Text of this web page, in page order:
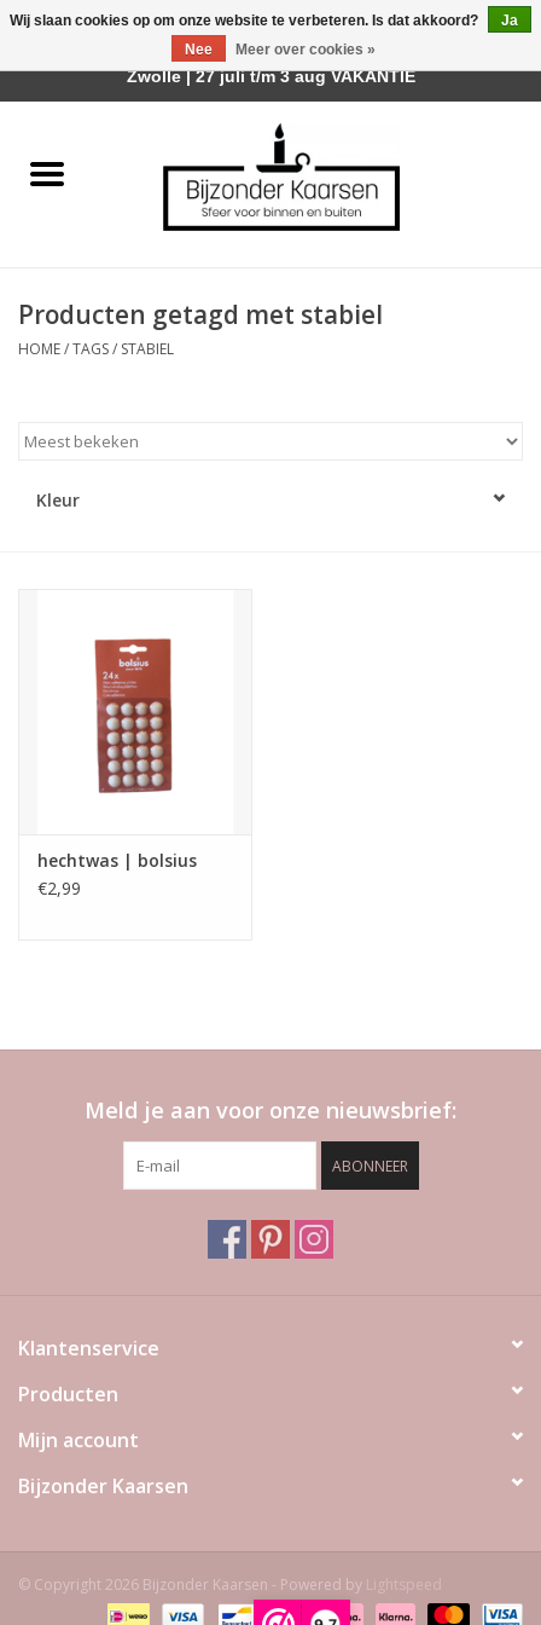
Räder Design Stories
Geurkaarsen
Kaarsen accessoires
Relatiegeschenken & Bedankjes
Huisparfums
Sale
Producten getagd met stabiel
HOME/TAGS/ STABIEL
Kleur
hechtwas | bolsius
€2,99
Meld je aan voor onze nieuwsbrief:
ABONNEER
Klantenservice
Producten
Mijn account
Bijzonder Kaarsen
© Copyright 2026 Bijzonder Kaarsen - Powered by Lightspeed
Wij slaan cookies op om onze website te verbeteren. Is dat akkoord?
Ja
Nee
Meer over cookies »
Afhalen is mogelijk bij mijn winkel Trotz | Belvederelaan 107
Zwolle | 27 juli t/m 3 aug VAKANTIE